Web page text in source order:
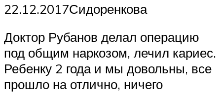
22.12.2017Сидоренкова
Доктор Рубанов делал операцию
под общим наркозом, лечил кариес.
Ребенку 2 года и мы довольны, все
прошло на отлично, ничего